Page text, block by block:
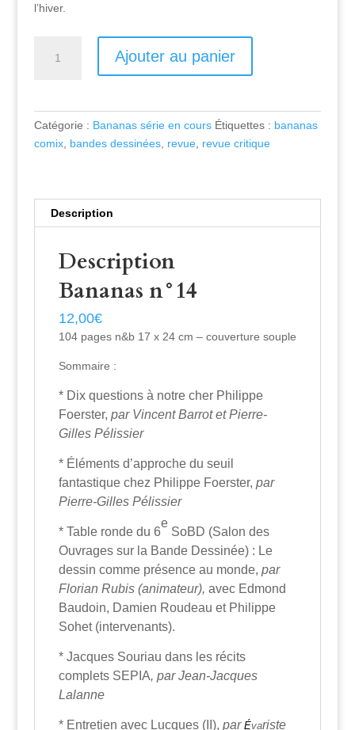
l’hiver.
Ajouter au panier
Catégorie : Bananas série en cours Étiquettes : bananas
comix, bandes dessinées, revue, revue critique
Description
Description
Bananas n°14
12,00€
104 pages n&b 17 x 24 cm – couverture souple
Sommaire :
* Dix questions à notre cher Philippe
Foerster, par Vincent Barrot et Pierre-
Gilles Pélissier
* Éléments d’approche du seuil
fantastique chez Philippe Foerster, par
Pierre-Gilles Pélissier
* Table ronde du 6
e
SoBD (Salon des
Ouvrages sur la Bande Dessinée) : Le
dessin comme présence au monde, par
Florian Rubis (animateur), avec Edmond
Baudoin, Damien Roudeau et Philippe
Sohet (intervenants).
* Jacques Souriau dans les récits
complets SEPIA, par Jean-Jacques
Lalanne
* Entretien avec Lucques (II), par Évariste